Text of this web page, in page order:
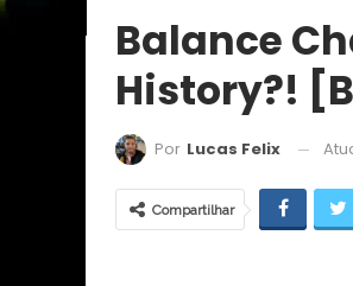
Balance
History?!
Por Lucas Felix
Compartilhar